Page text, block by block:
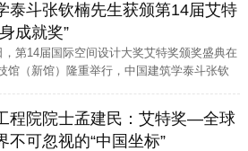
泰斗张钦楠先生获颁第14届艾特
成就奖”
，第14届国际空间设计大奖艾特奖颁奖盛典在
馆（新馆）隆重举行，中国建筑学泰斗张钦
程院院士孟建民：艾特奖—全球
不可忽视的“中国坐标”